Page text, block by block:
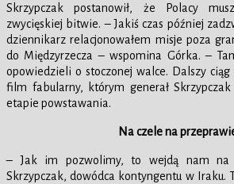
Skrzypczak postanowił, że Polacy
zwycięskiej bitwie. – Jakiś czas później
dziennikarz relacjonowałem misje poza
do Międzyrzecza – wspomina Górka. –
opowiedzieli o stoczonej walce. Dalszy
film fabularny, którym generał
etapie powstawania.
Na czele na
– Jak im pozwolimy, to wejdą nam na
Skrzypczak, dowódca kontyngentu w Iraku.